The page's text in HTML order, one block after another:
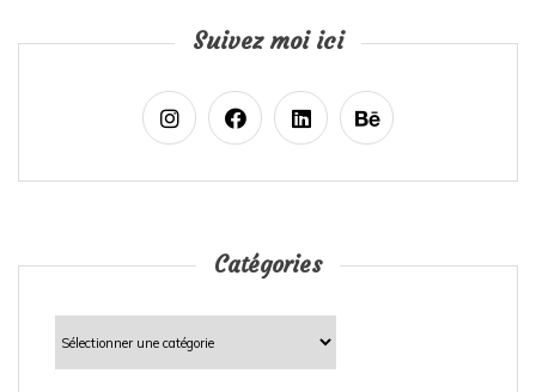
Suivez moi ici
Catégories
Catégories